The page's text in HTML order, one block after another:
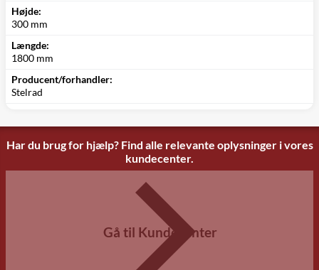
Højde:
300 mm
Længde:
1800 mm
Producent/forhandler:
Stelrad
Har du brug for hjælp? Find alle relevante oplysninger i vores
kundecenter.
Gå til Kundecenter